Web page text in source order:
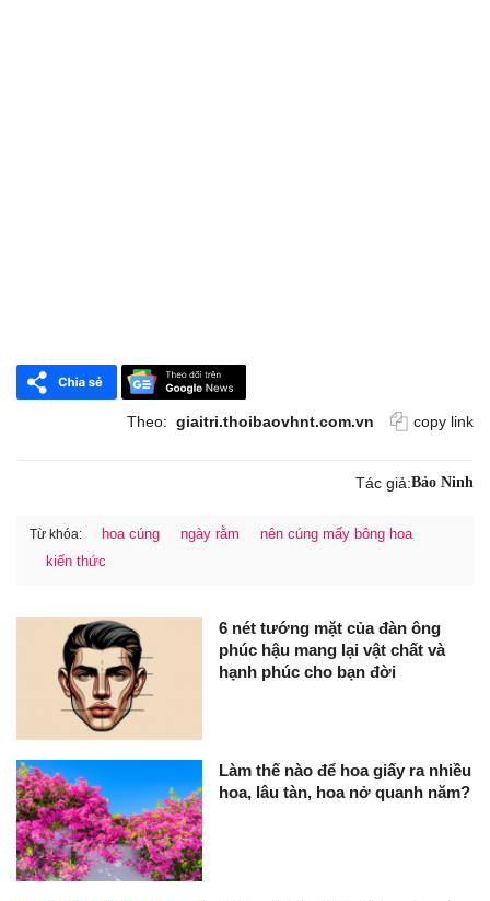
Theo: giaitri.thoibaovhnt.com.vn copy link
Tác giả:Bảo Ninh
Từ khóa: hoa cúng ngày rằm
nên cúng mấy bông hoa
kiến thức
6 nét tướng mặt của đàn ông
phúc hậu mang lại vật chất và
hạnh phúc cho bạn đời
Làm thế nào để hoa giấy ra nhiều
hoa, lâu tàn, hoa nở quanh năm?